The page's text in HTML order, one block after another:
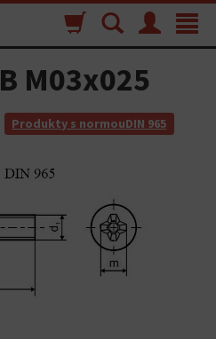
Toggle
Menu
Vyhľadávanie
Nákupný
košík
M03x025
Produkty s normouDIN 965